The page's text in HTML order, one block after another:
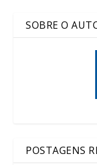
SOBRE O
POSTAGENS